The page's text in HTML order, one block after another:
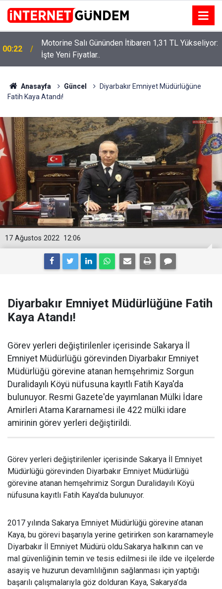
15:58
Neşet Ertaş’a “Bozkırın Tezenesi” Lakabını Kim
Verdi? Beyaz’la Joker Sorusunun Cevabı Merak
Edildi
Anasayfa Güncel
Diyarbakır Emniyet Müdürlüğüne
Fatih Kaya Atandı!
12:06
17 Ağustos 2022
Diyarbakır Emniyet Müdürlüğüne Fatih
Kaya Atandı!
Görev yerleri değiştirilenler içerisinde Sakarya İl
Emniyet Müdürlüğü görevinden Diyarbakır Emniyet
Müdürlüğü görevine atanan hemşehrimiz Sorgun
Duralidayılı Köyü nüfusuna kayıtlı Fatih Kaya'da
bulunuyor. Resmi Gazete'de yayımlanan Mülki İdare
Amirleri Atama Kararnamesi ile 422 mülki idare
amirinin görev yerleri değiştirildi.
Görev yerleri değiştirilenler içerisinde Sakarya İl Emniyet
Müdürlüğü görevinden Diyarbakır Emniyet Müdürlüğü
görevine atanan hemşehrimiz Sorgun Duralidayılı Köyü
nüfusuna kayıtlı Fatih Kaya'da bulunuyor.
2017 yılında Sakarya Emniyet Müdürlüğü görevine atanan
Kaya, bu görevi başarıyla yerine getirirken son kararnameyle
Diyarbakır İl Emniyet Müdürü oldu.Sakarya halkının can ve
mal güvenliğinin temin ve tesis edilmesi ile ilde ve ilçelerde
asayiş ve huzurun devamlılığının sağlanması için yaptığı
başarılı çalışmalarıyla göz dolduran Kaya, Sakarya’da